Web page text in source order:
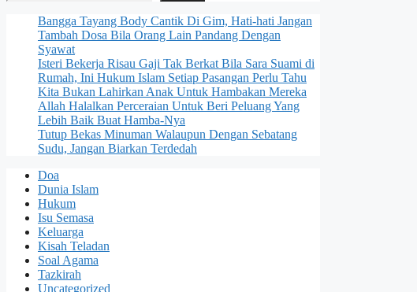
Bangga Tayang Body Cantik Di Gim, Hati-hati Jangan
Tambah Dosa Bila Orang Lain Pandang Dengan
Syawat
Isteri Bekerja Risau Gaji Tak Berkat Bila Sara Suami di
Rumah, Ini Hukum Islam Setiap Pasangan Perlu Tahu
Kita Bukan Lahirkan Anak Untuk Hambakan Mereka
Allah Halalkan Perceraian Untuk Beri Peluang Yang
Lebih Baik Buat Hamba-Nya
Tutup Bekas Minuman Walaupun Dengan Sebatang
Sudu, Jangan Biarkan Terdedah
Doa
Dunia Islam
Hukum
Isu Semasa
Keluarga
Kisah Teladan
Soal Agama
Tazkirah
Uncategorized